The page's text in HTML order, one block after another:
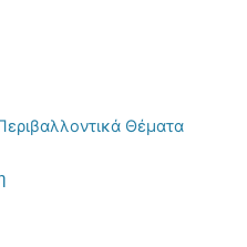
Θέματα